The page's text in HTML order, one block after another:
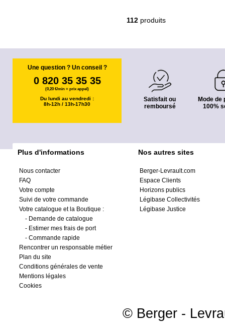
112 produits
Une question ? Un conseil ?
0 820 35 35 35
(0,20 €/min + prix appel)
Du lundi au vendredi :
8h-12h / 13h-17h30
Satisfait ou
remboursé
Mode de
100%
Plus d'informations
Nous contacter
FAQ
Votre compte
Suivi de votre commande
Votre catalogue et la Boutique :
- Demande de catalogue
- Estimer mes frais de port
- Commande rapide
Rencontrer un responsable métier
Plan du site
Conditions générales de vente
Mentions légales
Cookies
Nos autres sites
Berger-Levrault.com
Espace Clients
Horizons publics
Légibase Collectivités
Légibase Justice
© Berger -